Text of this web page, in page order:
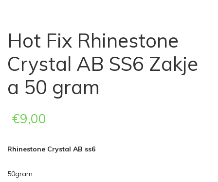
Hot Fix Rhinestone
Crystal AB SS6 Zakje
a 50 gram
€9,00
Rhinestone Crystal AB ss6
50gram